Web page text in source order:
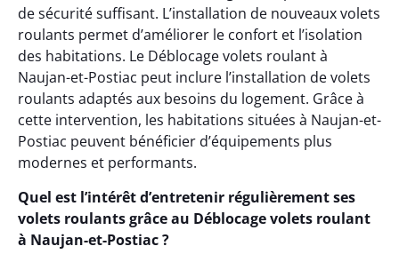
de sécurité suffisant. L’installation de nouveaux volets
roulants permet d’améliorer le confort et l’isolation
des habitations. Le Déblocage volets roulant à
Naujan-et-Postiac peut inclure l’installation de volets
roulants adaptés aux besoins du logement. Grâce à
cette intervention, les habitations situées à Naujan-et-
Postiac peuvent bénéficier d’équipements plus
modernes et performants.
Quel est l’intérêt d’entretenir régulièrement ses
volets roulants grâce au Déblocage volets roulant
à Naujan-et-Postiac ?